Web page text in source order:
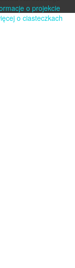
o projekcie
o ciasteczkach